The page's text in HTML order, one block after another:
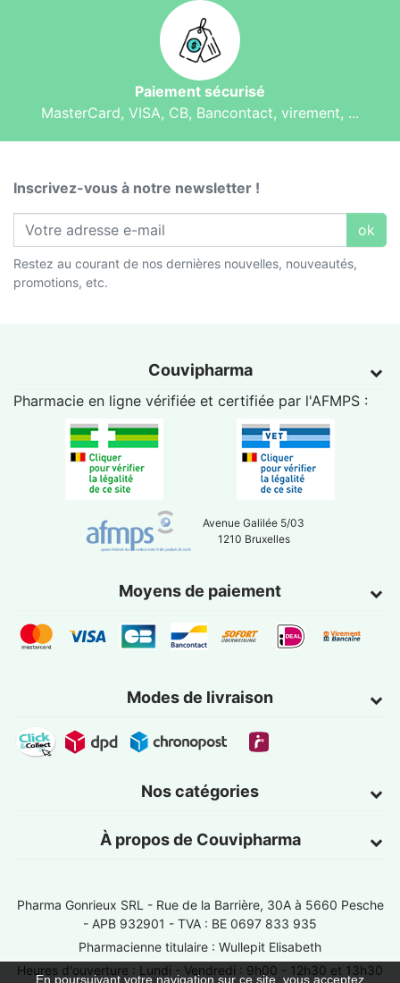
Paiement sécurisé
MasterCard, VISA, CB, Bancontact, virement, ...
Inscrivez-vous à notre newsletter !
ok
Restez au courant de nos dernières nouvelles, nouveautés,
promotions, etc.
Couvipharma
Pharmacie en ligne vérifiée et certifiée par l'AFMPS :
Avenue Galilée 5/03
1210 Bruxelles
Moyens de paiement
Modes de livraison
Nos catégories
À propos de Couvipharma
En poursuivant votre navigation sur ce site, vous acceptez
Pharma Gonrieux SRL - Rue de la Barrière, 30A à 5660 Pesche
- APB 932901 - TVA : BE 0697 833 935
Pharmacienne titulaire : Wullepit Elisabeth
Heures d'ouverture : Lundi - Vendredi : 9h00 - 12h30 et 13h30